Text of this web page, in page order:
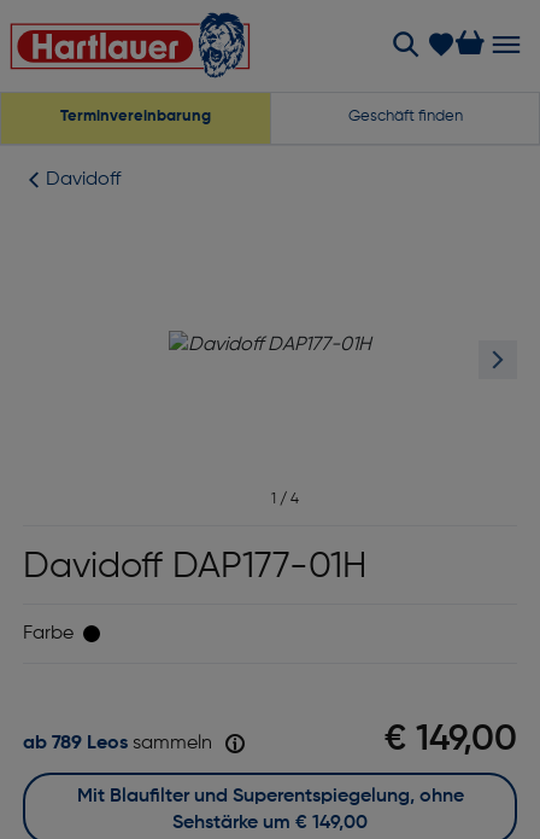
Terminvereinbarung Geschäft finden
Davidoff
1 / 4
Davidoff DAP177-01H
Farbe
€ 149,00
ab 789 Leossammeln
Mit Blaufilter und Superentspiegelung, ohne
Sehstärke um € 149,00